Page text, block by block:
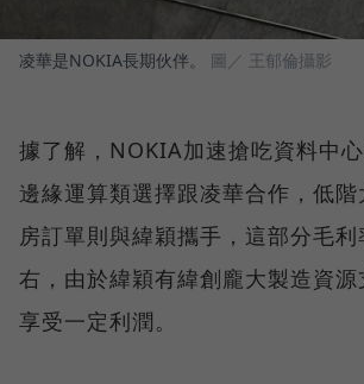
凌華是NOKIA長期伙伴。 圖／ 王郁倫攝影
據了解，NOKIA加速搶吃資料中心
邊緣運算類選擇跟凌華合作，低
房訂單則與緯穎攜手，這部分毛
右，由於緯穎有緯創龐大製造資
享受一定利潤。